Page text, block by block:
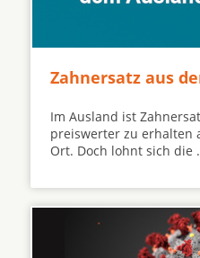
Zahnersatz aus
Im Ausland ist
preiswerter zu erhalten
Ort. Doch lohnt sich die